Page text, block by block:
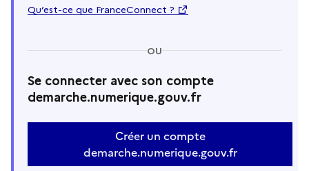
Qu’est-ce que FranceConnect ?
OU
Se connecter avec son compte
demarche.numerique.gouv.fr
Créer un compte
demarche.numerique.gouv.fr